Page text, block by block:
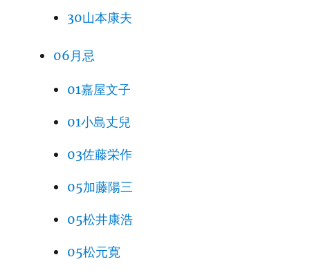
30山本康夫
06月忌
01嘉屋文子
01小島丈兒
03佐藤栄作
05加藤陽三
05松井康浩
05松元寛